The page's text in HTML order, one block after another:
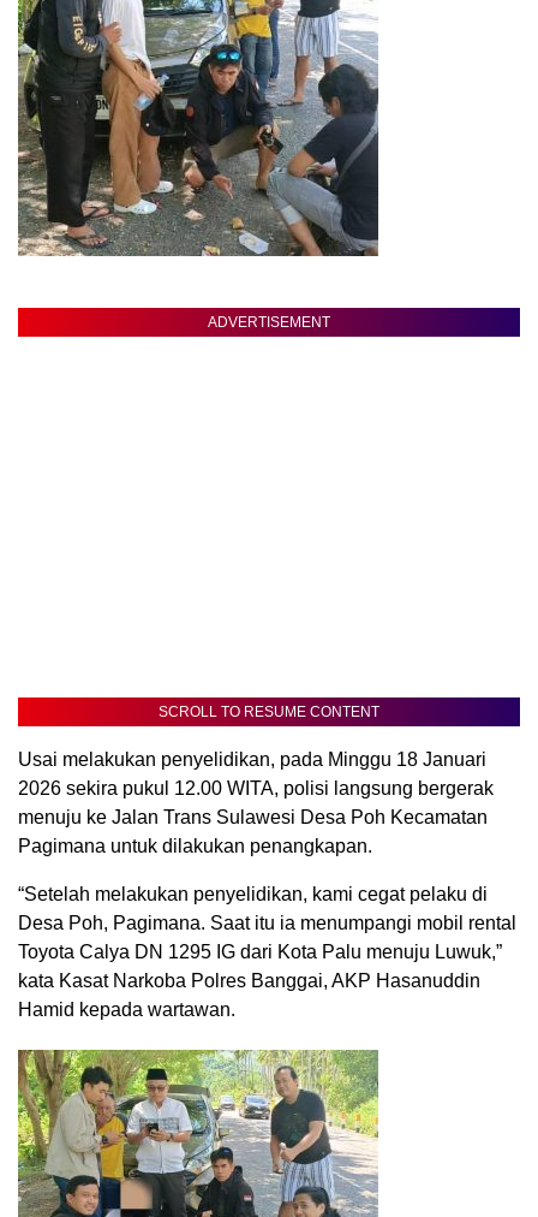
ADVERTISEMENT
SCROLL TO RESUME CONTENT
Usai melakukan penyelidikan, pada Minggu 18 Januari
2026 sekira pukul 12.00 WITA, polisi langsung bergerak
menuju ke Jalan Trans Sulawesi Desa Poh Kecamatan
Pagimana untuk dilakukan penangkapan.
“Setelah melakukan penyelidikan, kami cegat pelaku di
Desa Poh, Pagimana. Saat itu ia menumpangi mobil rental
Toyota Calya DN 1295 IG dari Kota Palu menuju Luwuk,”
kata Kasat Narkoba Polres Banggai, AKP Hasanuddin
Hamid kepada wartawan.